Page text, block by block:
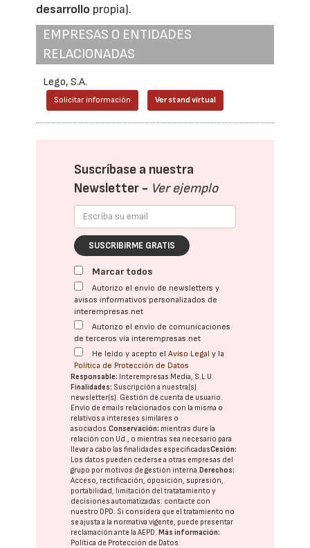
desarrollo propia).
EMPRESAS O ENTIDADES
RELACIONADAS
Lego, S.A.
Solicitar información Ver stand virtual
Suscríbase a nuestra
Newsletter - Ver ejemplo
SUSCRIBIRME GRATIS
Marcar todos
Autorizo el envío de newsletters y
avisos informativos personalizados de
interempresas.net
Autorizo el envío de comunicaciones
de terceros vía interempresas.net
He leído y acepto elAviso Legal y la
Política de Protección de Datos
Responsable: Interempresas Media, S.L.U.
Finalidades: Suscripción a nuestra(s)
newsletter(s). Gestión de cuenta de usuario.
Envío de emails relacionados con la misma o
relativos a intereses similares o
asociados.Conservación: mientras dure la
relación con Ud., o mientras sea necesario para
llevar a cabo las finalidades especificadasCesión:
Los datos pueden cederse a otras empresas del
grupo por motivos de gestión interna.Derechos:
Acceso, rectificación, oposición, supresión,
portabilidad, limitación del tratatamiento y
decisiones automatizadas: contacte con
nuestro DPD. Si considera que el tratamiento no
se ajusta a la normativa vigente, puede presentar
reclamación ante laAEPD.Más información:
Política de Protección de Datos